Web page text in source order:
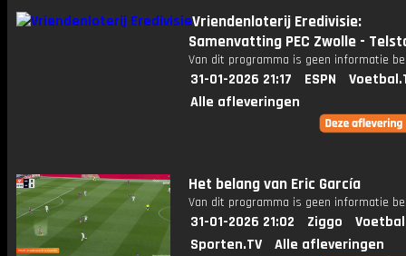
Vriendenloterij Eredivisie:
Samenvatting PEC Zwolle -
Van dit programma is geen informatie
31-01-2026 21:17 ESPN
Alle afleveringen
Het belang van Eric García
Van dit programma is geen informatie
31-01-2026 21:02 Ziggo
Sporten.TV
Alle afleveringen